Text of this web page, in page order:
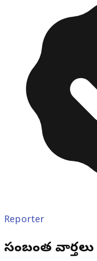
Reporter
సంబంధిత వార్తలు